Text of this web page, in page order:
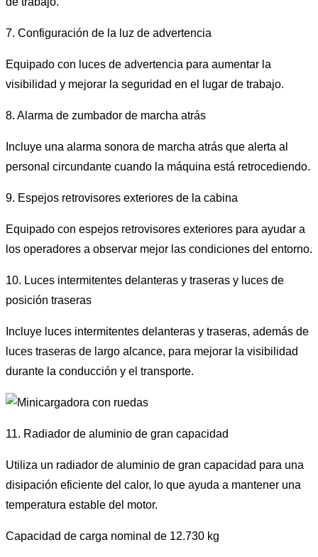
7. Configuración de la luz de advertencia
Equipado con luces de advertencia para aumentar la
visibilidad y mejorar la seguridad en el lugar de trabajo.
8. Alarma de zumbador de marcha atrás
Incluye una alarma sonora de marcha atrás que alerta al
personal circundante cuando la máquina está retrocediendo.
9. Espejos retrovisores exteriores de la cabina
Equipado con espejos retrovisores exteriores para ayudar a
los operadores a observar mejor las condiciones del entorno.
10. Luces intermitentes delanteras y traseras y luces de
posición traseras
Incluye luces intermitentes delanteras y traseras, además de
luces traseras de largo alcance, para mejorar la visibilidad
durante la conducción y el transporte.
11. Radiador de aluminio de gran capacidad
Utiliza un radiador de aluminio de gran capacidad para una
disipación eficiente del calor, lo que ayuda a mantener una
temperatura estable del motor.
Capacidad de carga nominal de 12.730 kg